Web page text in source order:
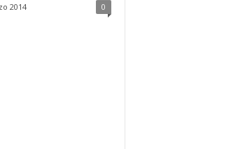
2014 0